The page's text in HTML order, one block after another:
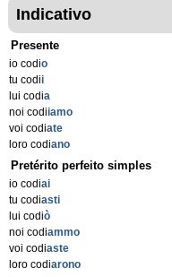
Indicativo
Presente
io codio
tu codii
lui codia
noi codiiamo
voi codiate
loro codiano
Pretérito perfeito simples
io codiai
tu codiasti
lui codiò
noi codiammo
voi codiaste
loro codiarono